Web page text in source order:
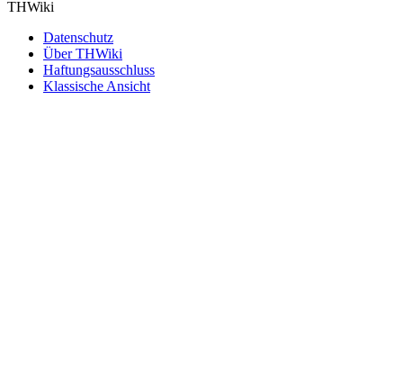
THWiki
Datenschutz
Über THWiki
Haftungsausschluss
Klassische Ansicht